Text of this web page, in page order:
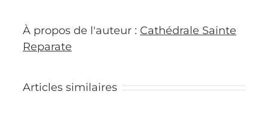
À propos de l'auteur : Cathédrale Sainte
Reparate
Articles similaires